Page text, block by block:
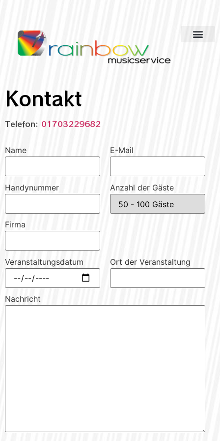
Kontakt
Telefon: 01703229682
Name E-Mail
Handynummer Anzahl der Gäste
Firma
Veranstaltungsdatum Ort der Veranstaltung
Nachricht